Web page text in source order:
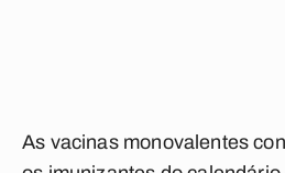
As vacinas monovalentes